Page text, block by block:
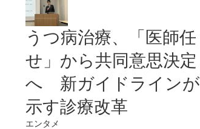
うつ病治療、「医師任
せ」から共同意思決定
へ 新ガイドラインが
示す診療改革
エンタメ